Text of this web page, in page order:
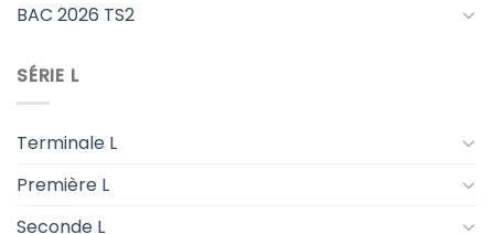
BAC 2026 TS2
SÉRIE L
Terminale L
Première L
Seconde L